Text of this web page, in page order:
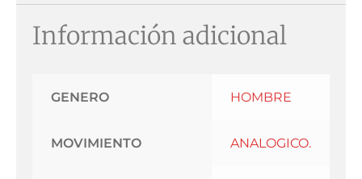
Información adicional
GENERO HOMBRE
MOVIMIENTO ANALOGICO.